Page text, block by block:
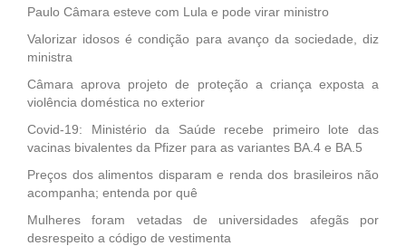
Paulo Câmara esteve com Lula e pode virar ministro
Valorizar idosos é condição para avanço da sociedade, diz
ministra
Câmara aprova projeto de proteção a criança exposta a
violência doméstica no exterior
Covid-19: Ministério da Saúde recebe primeiro lote das
vacinas bivalentes da Pfizer para as variantes BA.4 e BA.5
Preços dos alimentos disparam e renda dos brasileiros não
acompanha; entenda por quê
Mulheres foram vetadas de universidades afegãs por
desrespeito a código de vestimenta